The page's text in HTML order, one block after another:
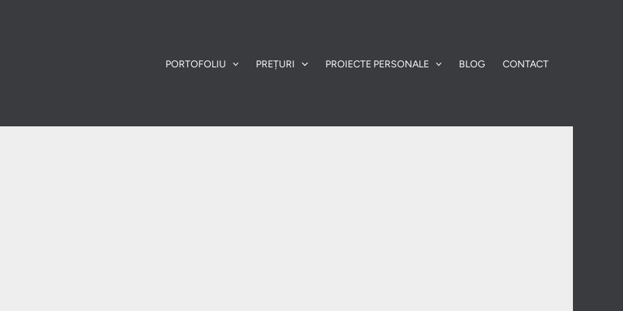
PORTOFOLIU PREȚURI PROIECTE PERSONALE BLOG CONTACT